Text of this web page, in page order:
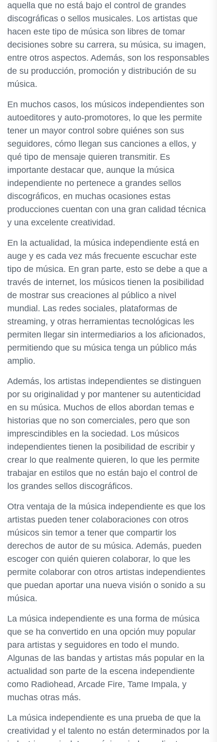
aquella que no está bajo el control de grandes
discográficas o sellos musicales. Los artistas que
hacen este tipo de música son libres de tomar
decisiones sobre su carrera, su música, su imagen,
entre otros aspectos. Además, son los responsables
de su producción, promoción y distribución de su
música.
En muchos casos, los músicos independientes son
autoeditores y auto-promotores, lo que les permite
tener un mayor control sobre quiénes son sus
seguidores, cómo llegan sus canciones a ellos, y
qué tipo de mensaje quieren transmitir. Es
importante destacar que, aunque la música
independiente no pertenece a grandes sellos
discográficos, en muchas ocasiones estas
producciones cuentan con una gran calidad técnica
y una excelente creatividad.
En la actualidad, la música independiente está en
auge y es cada vez más frecuente escuchar este
tipo de música. En gran parte, esto se debe a que a
través de internet, los músicos tienen la posibilidad
de mostrar sus creaciones al público a nivel
mundial. Las redes sociales, plataformas de
streaming, y otras herramientas tecnológicas les
permiten llegar sin intermediarios a los aficionados,
permitiendo que su música tenga un público más
amplio.
Además, los artistas independientes se distinguen
por su originalidad y por mantener su autenticidad
en su música. Muchos de ellos abordan temas e
historias que no son comerciales, pero que son
imprescindibles en la sociedad. Los músicos
independientes tienen la posibilidad de escribir y
crear lo que realmente quieren, lo que les permite
trabajar en estilos que no están bajo el control de
los grandes sellos discográficos.
Otra ventaja de la música independiente es que los
artistas pueden tener colaboraciones con otros
músicos sin temor a tener que compartir los
derechos de autor de su música. Además, pueden
escoger con quién quieren colaborar, lo que les
permite colaborar con otros artistas independientes
que puedan aportar una nueva visión o sonido a su
música.
La música independiente es una forma de música
que se ha convertido en una opción muy popular
para artistas y seguidores en todo el mundo.
Algunas de las bandas y artistas más popular en la
actualidad son parte de la escena independiente
como Radiohead, Arcade Fire, Tame Impala, y
muchas otras más.
La música independiente es una prueba de que la
creatividad y el talento no están determinados por la